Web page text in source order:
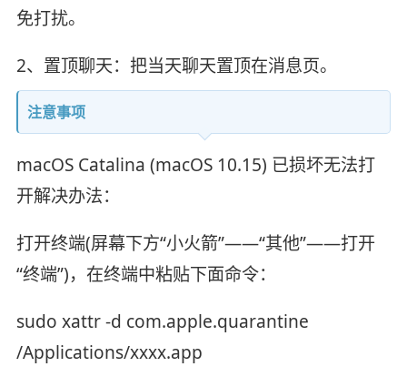
免打扰。
2、置顶聊天：把当天聊天置顶在消息页。
注意事项
macOS Catalina (macOS 10.15) 已损坏无法打
开解决办法：
打开终端(屏幕下方“小火箭”——“其他”——打开
“终端”)，在终端中粘贴下面命令：
sudo xattr -d com.apple.quarantine
/Applications/xxxx.app